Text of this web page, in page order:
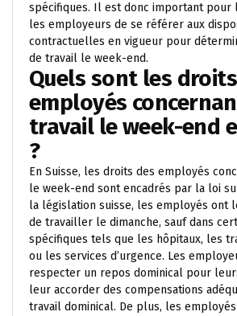
spécifiques. Il est donc important pour
les employeurs de se référer aux
contractuelles en vigueur pour
de travail le week-end.
Quels sont les
employés
travail le week-end
?
En Suisse, les droits des employés
le week-end sont encadrés par la loi
la législation suisse, les employés ont
de travailler le dimanche, sauf dans
spécifiques tels que les hôpitaux, les
ou les services d’urgence. Les
respecter un repos dominical pour
leur accorder des compensations
travail dominical. De plus, les